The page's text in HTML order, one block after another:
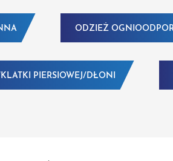
ODZIEŻ
PIERSIOWEJ/DŁONI